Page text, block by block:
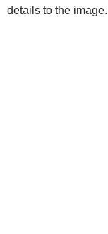
details to the image.